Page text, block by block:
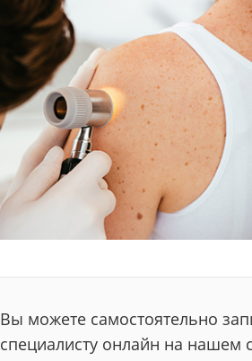
Вы можете самостоятельно
специалисту онлайн на нашем